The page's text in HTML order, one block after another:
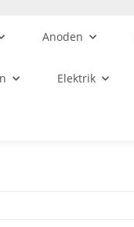
Anoden
Elektrik